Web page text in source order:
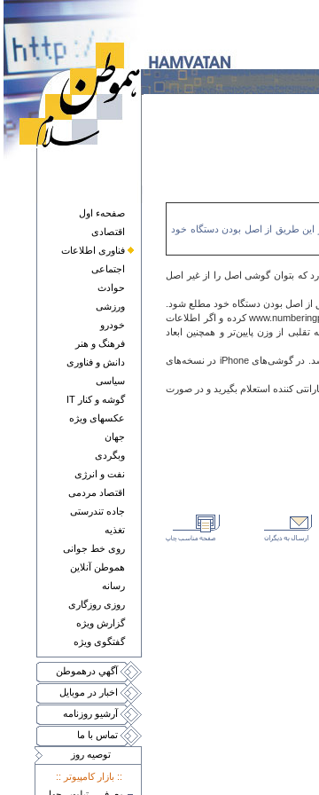
صفحهء اول
اقتصادی
فناوری اطلاعات
اجتماعی
حوادث
ورزشی
خودرو
فرهنگ و هنر
دانش و فناوری
سياسی
گوشه و کنار IT
عکسهای ويژه
جهان
وبگردی
نفت و انرژی
اقتصاد مردمی
جاده تندرستی
تغذيه
روی خط جوانی
هموطن آنلاين
رسانه
روزی روزگاری
گزارش ويژه
گفتگوی ويژه
آگهي درهموطن
اخبار در موبايل
آرشيو روزنامه
تماس با ما
توصيه روز
:: بازار کامپيوتر ::
این طریق از اصل بودن دستگاه خود
که بتوان گوشی اصل را از غیر اصل
از اصل بودن دستگاه خود مطلع شود.
راه دیگر وارد کردن کد #06#* در گوشی خود است. با وارد کردن این شماره، می‌توانید سریال گوشی خود را در آورید. سپس خریدار می‌تواند شماره سریال درآمده را وارد سایت www.numberingplans.com کرده و اگر اطلاعات
از وزن پایین‌تر و همچنین ابعاد
به هنگام روشن کردن گوشی، صدای روشن کردن گوشی اصل با تقلبی متفاوت است. در کل کیفیت صدا و صفحه نمایش و قدرت لمس صفحه نمایش در گوشی‌های تقلبی بسیار پایین‌تر می‌باشد. در گوشی‌های iPhone در نسخه‌های
کننده استعلام بگیرید و در صورت